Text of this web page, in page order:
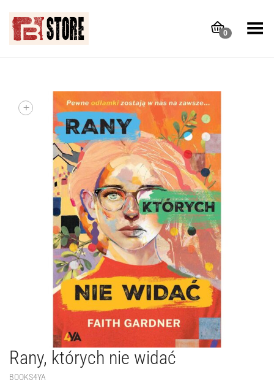
0
Toggle Menu
+
Rany, których nie widać
BOOKS4YA